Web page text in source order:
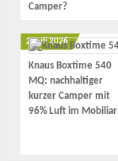
Camper?
2. Juli 2026
Knaus Boxtime 540
MQ: nachhaltiger
kurzer Camper mit
96% Luft im Mobiliar